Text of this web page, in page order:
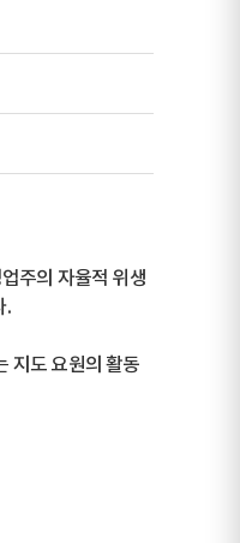
주의 자율적 위생
.
지도 요원의 활동